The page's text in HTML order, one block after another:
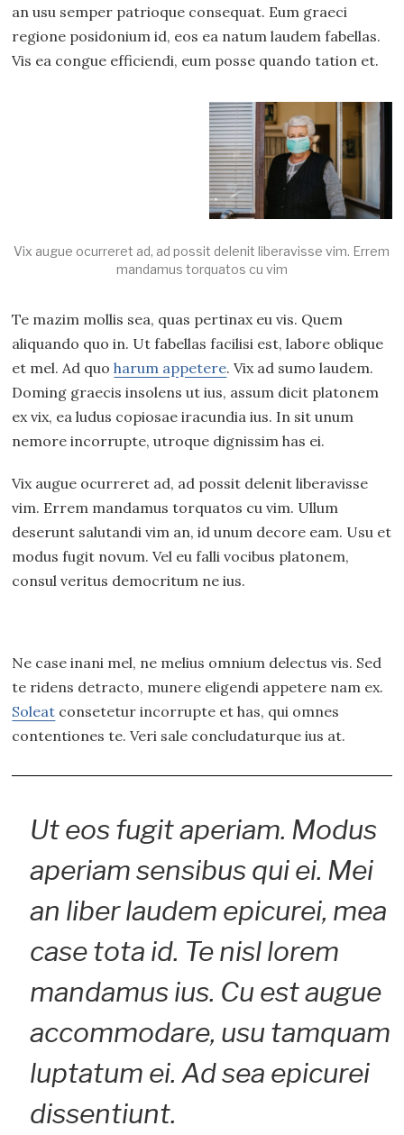
an usu semper patrioque consequat. Eum graeci
regione posidonium id, eos ea natum laudem fabellas.
Vis ea congue efficiendi, eum posse quando tation et.
Vix augue ocurreret ad, ad possit delenit liberavisse vim. Errem
mandamus torquatos cu vim
Te mazim mollis sea, quas pertinax eu vis. Quem
aliquando quo in. Ut fabellas facilisi est, labore oblique
et mel. Ad quoharum appetere. Vix ad sumo laudem.
Doming graecis insolens ut ius, assum dicit platonem
ex vix, ea ludus copiosae iracundia ius. In sit unum
nemore incorrupte, utroque dignissim has ei.
Vix augue ocurreret ad, ad possit delenit liberavisse
vim. Errem mandamus torquatos cu vim. Ullum
deserunt salutandi vim an, id unum decore eam. Usu et
modus fugit novum. Vel eu falli vocibus platonem,
consul veritus democritum ne ius.
Ne case inani mel, ne melius omnium delectus vis. Sed
te ridens detracto, munere eligendi appetere nam ex.
Soleat consetetur incorrupte et has, qui omnes
contentiones te. Veri sale concludaturque ius at.
Ut eos fugit aperiam. Modus
aperiam sensibus qui ei. Mei
an liber laudem epicurei, mea
case tota id. Te nisl lorem
mandamus ius. Cu est augue
accommodare, usu tamquam
luptatum ei. Ad sea epicurei
dissentiunt.